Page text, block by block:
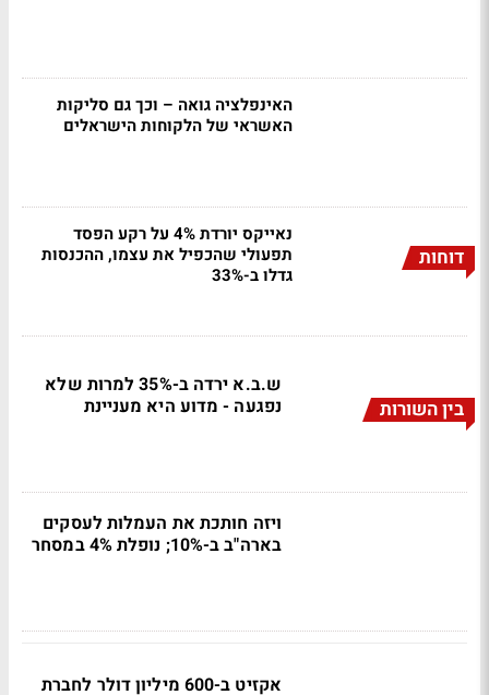
האינפלציה גואה – וכך גם סליקות
האשראי של הלקוחות הישראלים
דוחות
נאייקס יורדת 4% על רקע הפסד
תפעולי שהכפיל את עצמו, ההכנסות
גדלו ב-33%
בין השורות
ש.ב.א ירדה ב-35% למרות שלא
נפגעה - מדוע היא מעניינת
ויזה חותכת את העמלות לעסקים
בארה"ב ב-10%; נופלת 4% במסחר
אקזיט ב-600 מיליון דולר לחברת